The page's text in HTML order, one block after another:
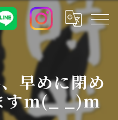
早めに閉め
すm(_ _)m